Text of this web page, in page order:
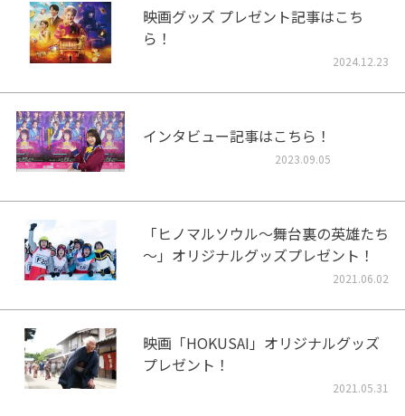
映画グッズ プレゼント記事はこち
ら！
2024.12.23
インタビュー記事はこちら！
2023.09.05
「ヒノマルソウル～舞台裏の英雄たち
～」オリジナルグッズプレゼント！
2021.06.02
映画「HOKUSAI」オリジナルグッズ
プレゼント！
2021.05.31